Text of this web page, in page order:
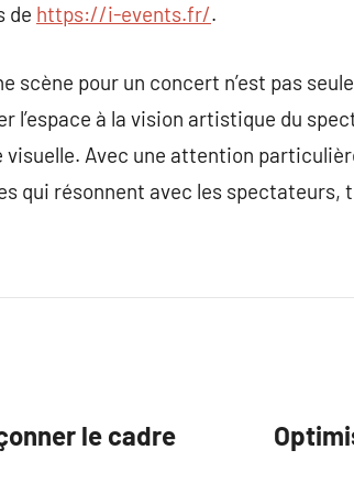
de https://i-events.fr/.
scène pour un concert n’est pas
l’espace à la vision artistique du
visuelle. Avec une attention
qui résonnent avec les spectateurs,
le cadre